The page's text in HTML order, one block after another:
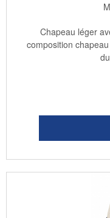
Chapeau léger
composition